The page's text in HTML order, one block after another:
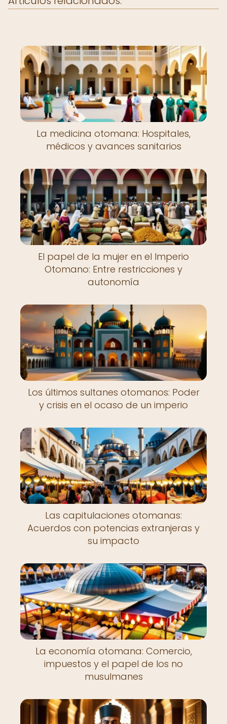
La medicina otomana: Hospitales,
médicos y avances sanitarios
El papel de la mujer en el Imperio
Otomano: Entre restricciones y
autonomía
Los últimos sultanes otomanos: Poder
y crisis en el ocaso de un imperio
Las capitulaciones otomanas:
Acuerdos con potencias extranjeras y
su impacto
La economía otomana: Comercio,
impuestos y el papel de los no
musulmanes